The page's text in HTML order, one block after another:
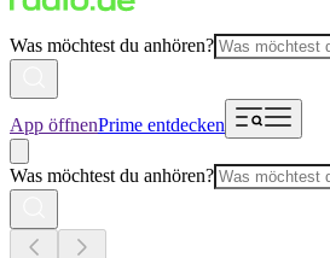
Was möchtest du anhören?
App öffnenPrime entdecken
Was möchtest du anhören?